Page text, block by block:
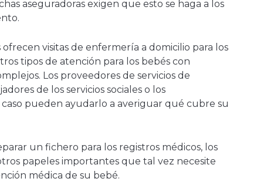
aseguradoras exigen que esto se haga a los
visitas de enfermería a domicilio para los
tipos de atención para los bebés con
Los proveedores de servicios de
de los servicios sociales o los
pueden ayudarlo a averiguar qué cubre su
un fichero para los registros médicos, los
papeles importantes que tal vez necesite
médica de su bebé.